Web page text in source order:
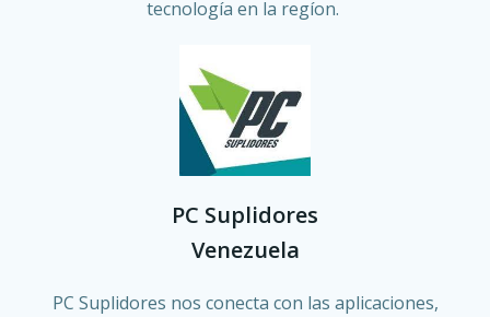
tecnología en la regíon.
PC Suplidores
Venezuela
PC Suplidores nos conecta con las aplicaciones,